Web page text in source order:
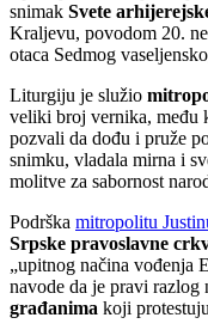
snimak Svete
Kraljevu, povodom 20.
otaca Sedmog
Liturgiju je služio
veliki broj vernika, među
pozvali da dođu i pruže
snimku, vladala mirna i
molitve za sabornost
Podrška mitropolitu
Srpske pravoslavne
„upitnog načina vođenja
navode da je pravi razlog
građanima koji